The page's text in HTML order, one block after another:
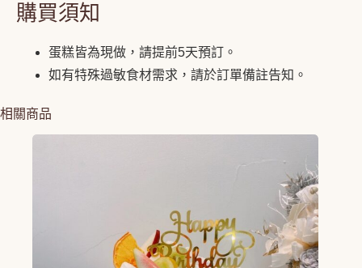
購買須知
蛋糕皆為現做，請提前5天預訂。
如有特殊過敏食材需求，請於訂單備註告知。
相關商品